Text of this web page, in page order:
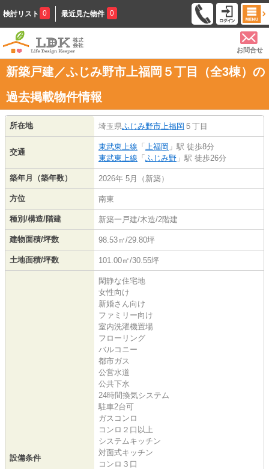
検討リスト 0 最近見た物件 0
お問合せ
新築戸建／ふじみ野市上福岡５丁目（全3棟）の
過去掲載物件情報
所在地 埼玉県ふじみ野市 上福岡 ５丁目
交通
東武東上線 「 上福岡 」駅 徒歩8分
東武東上線 「 ふじみ野 」駅 徒歩26分
築年月（築年数） 2026年 5月（新築）
方位 南東
種別/構造/階建 新築一戸建/木造/2階建
建物面積/坪数 98.53㎡/29.80坪
土地面積/坪数 101.00㎡/30.55坪
設備条件
閑静な住宅地
女性向け
新婚さん向け
ファミリー向け
室内洗濯機置場
フローリング
バルコニー
都市ガス
公営水道
公共下水
24時間換気システム
駐車2台可
ガスコンロ
コンロ２口以上
システムキッチン
対面式キッチン
コンロ３口